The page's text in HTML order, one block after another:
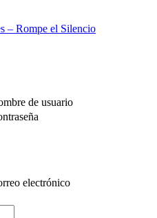
– Rompe el Silencio
de usuario
electrónico